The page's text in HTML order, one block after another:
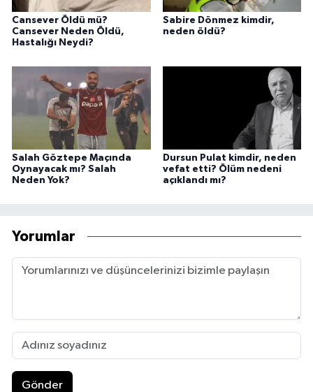
Cansever Öldü mü?
Cansever Neden Öldü,
Hastalığı Neydi?
Sabire Dönmez kimdir,
neden öldü?
Salah Göztepe Maçında
Oynayacak mı? Salah
Neden Yok?
Dursun Pulat kimdir, neden
vefat etti? Ölüm nedeni
açıklandı mı?
Yorumlar
Gönder